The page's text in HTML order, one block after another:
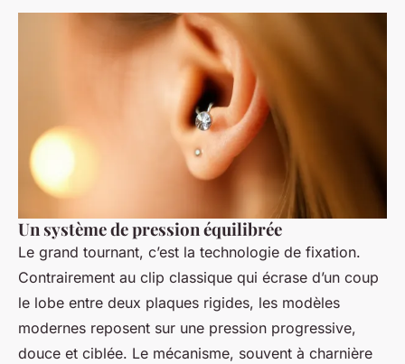
Un système de pression équilibrée
Le grand tournant, c’est la technologie de fixation.
Contrairement au clip classique qui écrase d’un coup
le lobe entre deux plaques rigides, les modèles
modernes reposent sur une pression progressive,
douce et ciblée. Le mécanisme, souvent à charnière